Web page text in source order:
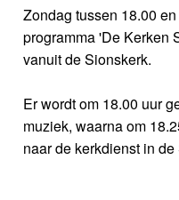
Zondag tussen 18.00
programma 'De Kerken
vanuit de Sionskerk.
Er wordt om 18.00 uur
muziek, waarna om
naar de kerkdienst in